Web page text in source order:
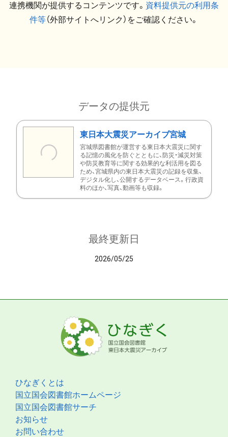
連携機関が提供するコンテンツです。 資料提供元の利用条
件等（外部サイトへリンク）をご確認ください。
データの提供元
東日本大震災アーカイブ宮城
宮城県図書館が運営する東日本大震災に関す
る記憶の風化を防ぐとともに、防災・減災対策
や防災教育等に関する効果的な利活用を図る
ため、宮城県内の東日本大震災の記録を収集、
デジタル化し、公開するデータベース。行政資
料のほか、写真、動画等も収録。
最終更新日
2026/05/25
ひなぎくとは
国立国会図書館ホームページ
国立国会図書館サーチ
お知らせ
お問い合わせ